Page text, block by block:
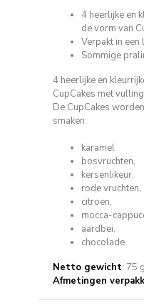
4 heerlijke en
de vorm van
Verpakt in
Sommige
4 heerlijke en
CupCakes met
De CupCakes
smaken:
karamel
bosvruchten,
kersenlikeur,
rode vruchten,
citroen,
mocca-
aardbei,
chocolade.
Netto gewicht: 75 g
Afmetingen